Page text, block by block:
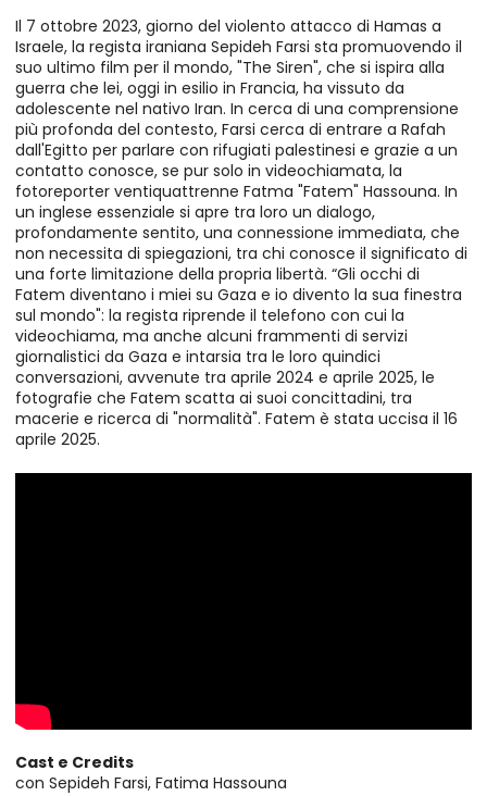
Il 7 ottobre 2023, giorno del violento attacco di Hamas a
Israele, la regista iraniana Sepideh Farsi sta promuovendo il
suo ultimo film per il mondo, "The Siren", che si ispira alla
guerra che lei, oggi in esilio in Francia, ha vissuto da
adolescente nel nativo Iran. In cerca di una comprensione
più profonda del contesto, Farsi cerca di entrare a Rafah
dall'Egitto per parlare con rifugiati palestinesi e grazie a un
contatto conosce, se pur solo in videochiamata, la
fotoreporter ventiquattrenne Fatma "Fatem" Hassouna. In
un inglese essenziale si apre tra loro un dialogo,
profondamente sentito, una connessione immediata, che
non necessita di spiegazioni, tra chi conosce il significato di
una forte limitazione della propria libertà. “Gli occhi di
Fatem diventano i miei su Gaza e io divento la sua finestra
sul mondo": la regista riprende il telefono con cui la
videochiama, ma anche alcuni frammenti di servizi
giornalistici da Gaza e intarsia tra le loro quindici
conversazioni, avvenute tra aprile 2024 e aprile 2025, le
fotografie che Fatem scatta ai suoi concittadini, tra
macerie e ricerca di "normalità". Fatem è stata uccisa il 16
aprile 2025.
Cast e Credits
con Sepideh Farsi, Fatima Hassouna